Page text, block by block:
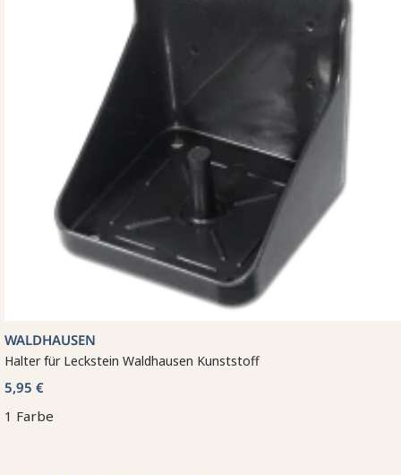
WALDHAUSEN
Halter für Leckstein Waldhausen Kunststoff
5,95 €
1 Farbe